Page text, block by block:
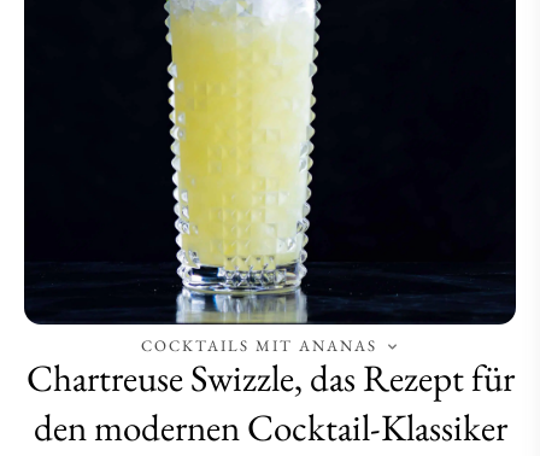
COCKTAILS MIT ANANAS
Chartreuse Swizzle, das Rezept für
den modernen Cocktail-Klassiker